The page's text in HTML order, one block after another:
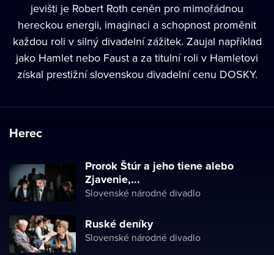
jevišti je Robert Roth ceněn pro mimořádnou
hereckou energii, imaginaci a schopnost proměnit
každou roli v silný divadelní zážitek. Zaujal například
jako Hamlet nebo Faust a za titulní roli v Hamletovi
získal prestižní slovenskou divadelní cenu DOSKY.
Herec
Prorok Štúr a jeho tiene alebo
Zjavenie,...
Slovenské národné divadlo
Ruské deníky
Slovenské národné divadlo